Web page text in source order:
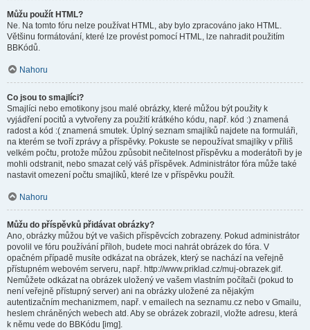
Můžu použít HTML?
Ne. Na tomto fóru nelze používat HTML, aby bylo zpracováno jako HTML.
Většinu formátování, které lze provést pomocí HTML, lze nahradit použitím
BBKódů.
Nahoru
Co jsou to smajlíci?
Smajlíci nebo emotikony jsou malé obrázky, které můžou být použity k
vyjádření pocitů a vytvořeny za použití krátkého kódu, např. kód :) znamená
radost a kód :( znamená smutek. Úplný seznam smajlíků najdete na formuláři,
na kterém se tvoří zprávy a příspěvky. Pokuste se nepoužívat smajlíky v příliš
velkém počtu, protože můžou způsobit nečitelnost příspěvku a moderátoři by je
mohli odstranit, nebo smazat celý váš příspěvek. Administrátor fóra může také
nastavit omezení počtu smajlíků, které lze v příspěvku použít.
Nahoru
Můžu do příspěvků přidávat obrázky?
Ano, obrázky můžou být ve vašich příspěvcích zobrazeny. Pokud administrátor
povolil ve fóru používání příloh, budete moci nahrát obrázek do fóra. V
opačném případě musíte odkázat na obrázek, který se nachází na veřejně
přístupném webovém serveru, např. http://www.priklad.cz/muj-obrazek.gif.
Nemůžete odkázat na obrázek uložený ve vašem vlastním počítači (pokud to
není veřejně přístupný server) ani na obrázky uložené za nějakým
autentizačním mechanizmem, např. v emailech na seznamu.cz nebo v Gmailu,
heslem chráněných webech atd. Aby se obrázek zobrazil, vložte adresu, která
k němu vede do BBKódu [img].